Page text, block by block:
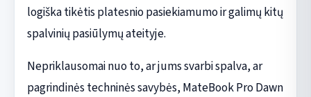
logiška tikėtis platesnio pasiekiamumo ir galimų kitų
spalvinių pasiūlymų ateityje.
Nepriklausomai nuo to, ar jums svarbi spalva, ar
pagrindinės techninės savybės, MateBook Pro Dawn